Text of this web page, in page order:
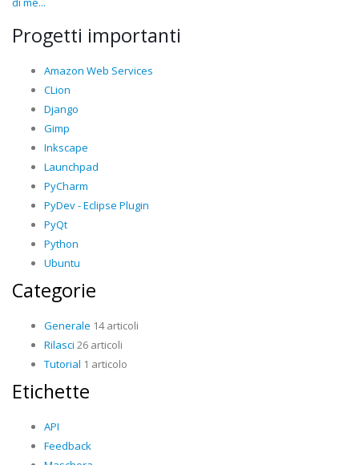
Progetti importanti
Amazon Web Services
CLion
Django
Gimp
Inkscape
Launchpad
PyCharm
PyDev - Eclipse Plugin
PyQt
Python
Ubuntu
Categorie
Generale 14 articoli
Rilasci 26 articoli
Tutorial 1 articolo
Etichette
API
Feedback